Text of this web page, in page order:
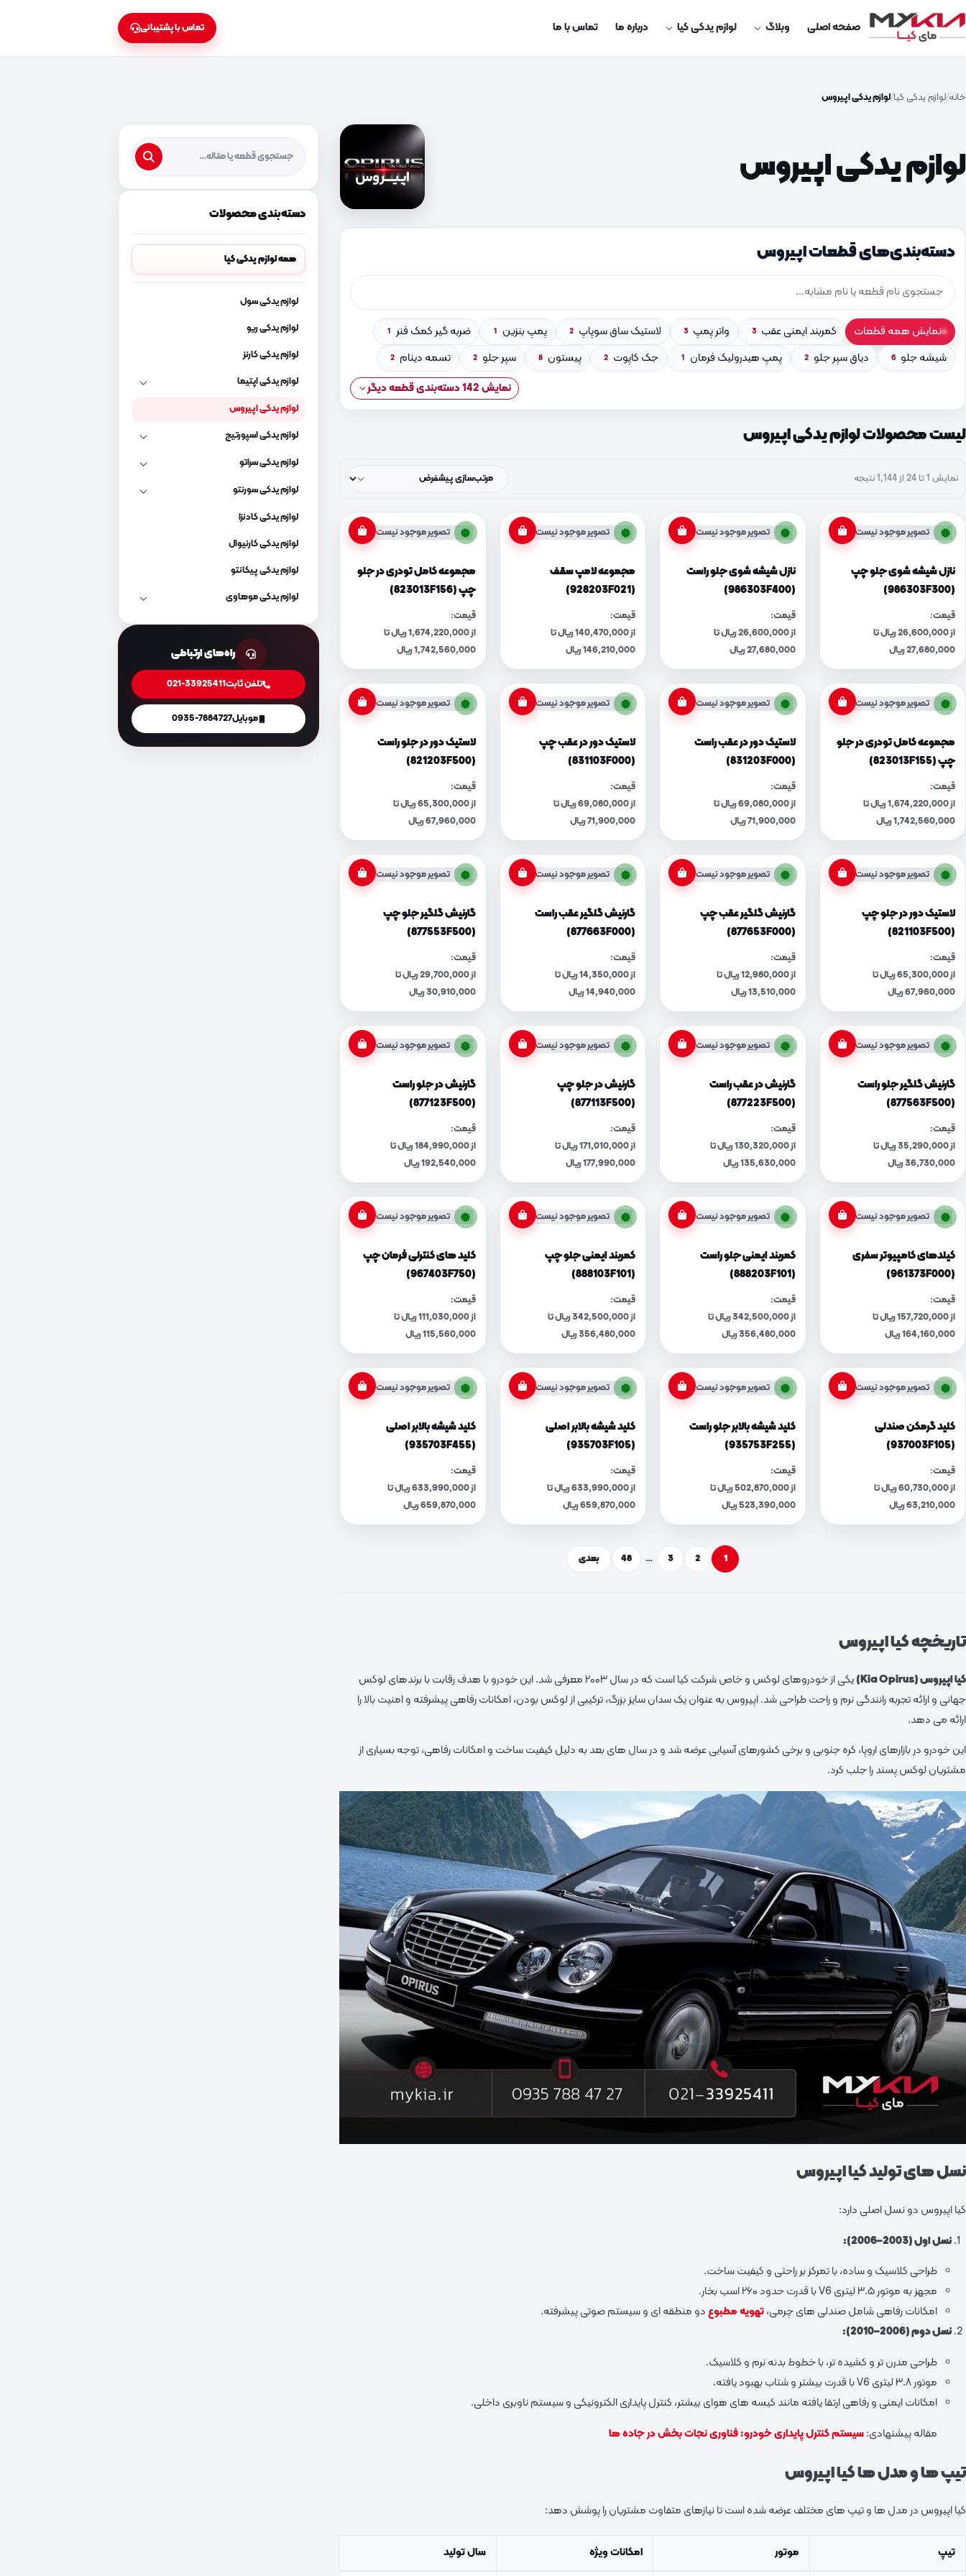
صفحه اصلی وبلاگ لوازم یدکی کیا درباره ما تماس با ما تماس با پشتیبانی
خانه لوازم یدکی کیا لوازم یدکی اپیروس
لوازم یدکی اپیروس
دسته‌بندی‌های قطعات اپیروس
نمایش همه قطعات کمربند ایمنی عقب 3 واتر پمپ 3 لاستیک ساق سوپاپ 2 پمپ بنزین 1 ضربه گیر کمک فنر 1
شیشه جلو 6 دیاق سپر جلو 2 پمپ هیدرولیک فرمان 1 جک کاپوت 2 پیستون 8 سپر جلو 2 تسمه دینام 2
نمایش 142 دسته‌بندی قطعه دیگر
لیست محصولات لوازم یدکی اپیروس
نمایش 1 تا 24 از 1,144 نتیجه
تصویر موجود نیست
نازل شیشه شوی جلو چپ
(986303F300)
قیمت:
از 26,600,000 ریال تا
27,680,000 ریال
تصویر موجود نیست
نازل شیشه شوی جلو راست
(986303F400)
قیمت:
از 26,600,000 ریال تا
27,680,000 ریال
تصویر موجود نیست
مجموعه لامپ سقف
(928203F021)
قیمت:
از 140,470,000 ریال تا
146,210,000 ریال
تصویر موجود نیست
مجموعه کامل تودری در جلو
چپ (823013F156)
قیمت:
از 1,674,220,000 ریال تا
1,742,560,000 ریال
تصویر موجود نیست
مجموعه کامل تودری در جلو
چپ (823013F155)
قیمت:
از 1,674,220,000 ریال تا
1,742,560,000 ریال
تصویر موجود نیست
لاستیک دور در عقب راست
(831203F000)
قیمت:
از 69,080,000 ریال تا
71,900,000 ریال
تصویر موجود نیست
لاستیک دور در عقب چپ
(831103F000)
قیمت:
از 69,080,000 ریال تا
71,900,000 ریال
تصویر موجود نیست
لاستیک دور در جلو راست
(821203F500)
قیمت:
از 65,300,000 ریال تا
67,960,000 ریال
تصویر موجود نیست
لاستیک دور در جلو چپ
(821103F500)
قیمت:
از 65,300,000 ریال تا
67,960,000 ریال
تصویر موجود نیست
گارنیش گلگیر عقب چپ
(877653F000)
قیمت:
از 12,980,000 ریال تا
13,510,000 ریال
تصویر موجود نیست
گارنیش گلگیر عقب راست
(877663F000)
قیمت:
از 14,350,000 ریال تا
14,940,000 ریال
تصویر موجود نیست
گارنیش گلگیر جلو چپ
(877553F500)
قیمت:
از 29,700,000 ریال تا
30,910,000 ریال
تصویر موجود نیست
گارنیش گلگیر جلو راست
(877563F500)
قیمت:
از 35,290,000 ریال تا
36,730,000 ریال
تصویر موجود نیست
گارنیش در عقب راست
(877223F500)
قیمت:
از 130,320,000 ریال تا
135,630,000 ریال
تصویر موجود نیست
گارنیش در جلو چپ
(877113F500)
قیمت:
از 171,010,000 ریال تا
177,990,000 ریال
تصویر موجود نیست
گارنیش در جلو راست
(877123F500)
قیمت:
از 184,990,000 ریال تا
192,540,000 ریال
تصویر موجود نیست
کیلدهای کامپیوتر سفری
(961373F000)
قیمت:
از 157,720,000 ریال تا
164,160,000 ریال
تصویر موجود نیست
کمربند ایمنی جلو راست
(888203F101)
قیمت:
از 342,500,000 ریال تا
356,480,000 ریال
تصویر موجود نیست
کمربند ایمنی جلو چپ
(888103F101)
قیمت:
از 342,500,000 ریال تا
356,480,000 ریال
تصویر موجود نیست
کلید های کنترلی فرمان چپ
(967403F750)
قیمت:
از 111,030,000 ریال تا
115,560,000 ریال
تصویر موجود نیست
کلید گرمکن صندلی
(937003F105)
قیمت:
از 60,730,000 ریال تا
63,210,000 ریال
تصویر موجود نیست
کلید شیشه بالابر جلو راست
(935753F255)
قیمت:
از 502,870,000 ریال تا
523,390,000 ریال
تصویر موجود نیست
کلید شیشه بالابر اصلی
(935703F105)
قیمت:
از 633,990,000 ریال تا
659,870,000 ریال
تصویر موجود نیست
کلید شیشه بالابر اصلی
(935703F455)
قیمت:
از 633,990,000 ریال تا
659,870,000 ریال
1
2
3
…
48 بعدی
تاریخچه کیا اپیروس
کیا اپیروس (Kia Opirus)
یکی از خودروهای لوکس و خاص شرکت کیا است که در سال ۲۰۰۳ معرفی شد. این خودرو با هدف رقابت با برندهای لوکس
جهانی و ارائه تجربه رانندگی نرم و راحت طراحی شد. اپیروس به عنوان یک سدان سایز بزرگ، ترکیبی از لوکس بودن، امکانات رفاهی پیشرفته و امنیت بالا را
ارائه می‌ دهد.
این خودرو در بازارهای اروپا، کره جنوبی و برخی کشورهای آسیایی عرضه شد و در سال‌ های بعد به دلیل کیفیت ساخت و امکانات رفاهی، توجه بسیاری از
مشتریان لوکس‌ پسند را جلب کرد.
نسل‌ های تولید کیا اپیروس
کیا اپیروس دو نسل اصلی دارد:
نسل اول (2003–2006):
طراحی کلاسیک و ساده، با تمرکز بر راحتی و کیفیت ساخت.
مجهز به موتور ۳.۵ لیتری V6 با قدرت حدود ۲۶۰ اسب‌ بخار.
امکانات رفاهی شامل صندلی‌ های چرمی،تهویه مطبوعدو منطقه‌ ای و سیستم صوتی پیشرفته.
نسل دوم (2006–2010):
طراحی مدرن‌ تر و کشیده‌ تر، با خطوط بدنه نرم و کلاسیک.
موتور ۳.۸ لیتری V6 با قدرت بیشتر و شتاب بهبود یافته.
امکانات ایمنی و رفاهی ارتقا یافته مانند کیسه‌ های هوای بیشتر، کنترل پایداری الکترونیکی و سیستم ناوبری داخلی.
مقاله پیشنهادی:سیستم کنترل پایداری خودرو: فناوری نجات بخش در جاده‌ ها
تیپ‌ ها و مدل‌ ها کیا اپیروس
کیا اپیروس در مدل‌ ها و تیپ‌ های مختلف عرضه شده است تا نیازهای متفاوت مشتریان را پوشش دهد:
تیپ موتور امکانات ویژه سال تولید
دسته‌بندی محصولات
همه لوازم یدکی کیا
لوازم یدکی سول
لوازم یدکی ریو
لوازم یدکی کارنز
لوازم یدکی اپتیما
لوازم یدکی اپیروس
لوازم یدکی اسپورتیج
لوازم یدکی سراتو
لوازم یدکی سورنتو
لوازم یدکی کادنزا
لوازم یدکی کارنیوال
لوازم یدکی پیکانتو
لوازم یدکی موهاوی
راه‌های ارتباطی
تلفن ثابت021-33925411
موبایل0935-7884727